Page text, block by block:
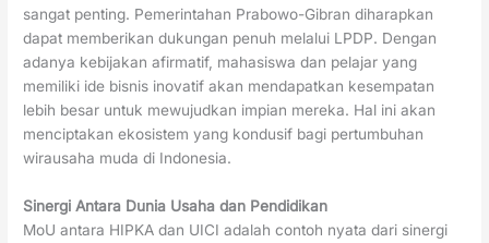
sangat penting. Pemerintahan Prabowo-Gibran diharapkan
dapat memberikan dukungan penuh melalui LPDP. Dengan
adanya kebijakan afirmatif, mahasiswa dan pelajar yang
memiliki ide bisnis inovatif akan mendapatkan kesempatan
lebih besar untuk mewujudkan impian mereka. Hal ini akan
menciptakan ekosistem yang kondusif bagi pertumbuhan
wirausaha muda di Indonesia.
Sinergi Antara Dunia Usaha dan Pendidikan
MoU antara HIPKA dan UICI adalah contoh nyata dari sinergi